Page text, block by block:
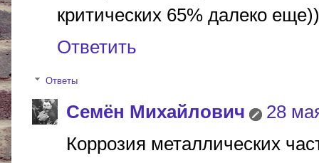
критических 65% далеко
Ответить
Ответы
Cемён Михайлович
28
Коррозия металлических